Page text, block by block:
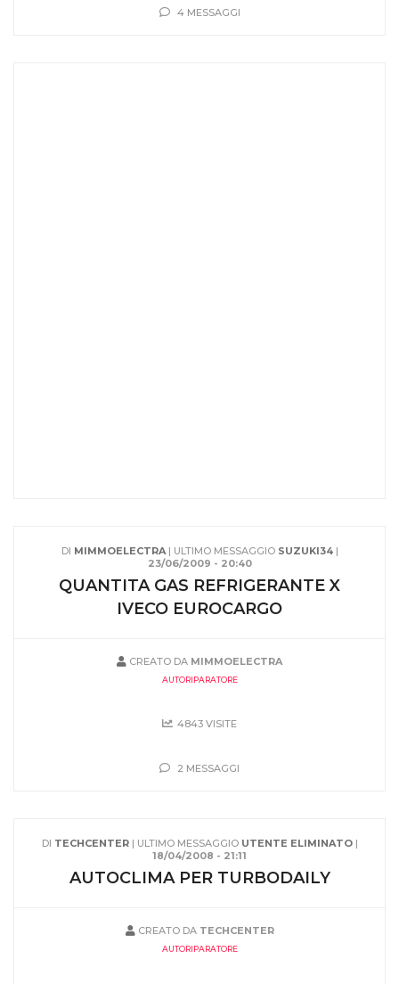
4 MESSAGGI
DI MIMMOELECTRA| ULTIMO MESSAGGIO SUZUKI34 |
23/06/2009 - 20:40
QUANTITA GAS REFRIGERANTE X
IVECO EUROCARGO
CREATO DA MIMMOELECTRA
AUTORIPARATORE
4843 VISITE
2 MESSAGGI
DI TECHCENTER| ULTIMO MESSAGGIO UTENTE ELIMINATO |
18/04/2008 - 21:11
AUTOCLIMA PER TURBODAILY
CREATO DA TECHCENTER
AUTORIPARATORE